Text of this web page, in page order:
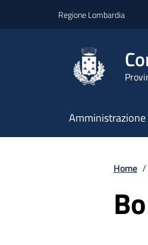
Regione Lombardia
Amministrazione
Home /